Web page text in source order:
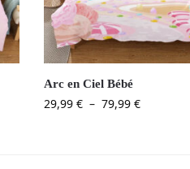
Arc en Ciel Bébé
29,99€ – 79,99€